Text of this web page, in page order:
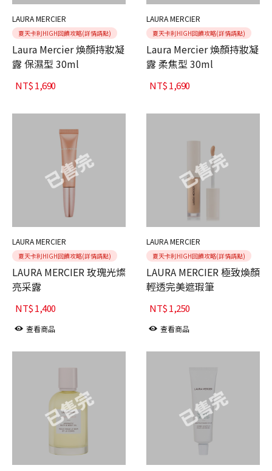
LAURA MERCIER
夏天卡利HIGH回饋攻略(詳情請點)
Laura Mercier 煥顏持妝凝
露 保濕型 30ml
NT$1,690
LAURA MERCIER
夏天卡利HIGH回饋攻略(詳情請點)
Laura Mercier 煥顏持妝凝
露 柔焦型 30ml
NT$1,690
LAURA MERCIER
夏天卡利HIGH回饋攻略(詳情請點)
LAURA MERCIER 玫瑰光燦
亮采露
NT$1,400
查看商品
LAURA MERCIER
夏天卡利HIGH回饋攻略(詳情請點)
LAURA MERCIER 極致煥顏
輕透完美遮瑕筆
NT$1,250
查看商品